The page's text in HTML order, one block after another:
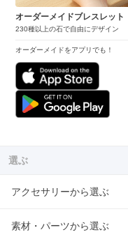
オーダーメイドブレスレット
230種以上の石で自由にデザイン
オーダーメイドをアプリでも！
選ぶ
アクセサリーから選ぶ
素材・パーツから選ぶ